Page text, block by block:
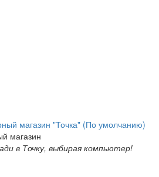
магазин
в Точку, выбирая компьютер!